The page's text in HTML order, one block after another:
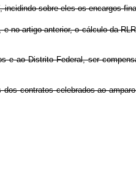
incidindo sobre eles os encargos
no artigo anterior, o cálculo da
e ao Distrito Federal, ser
contratos celebrados ao